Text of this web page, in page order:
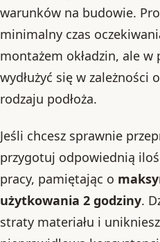
warunków na budowie.
minimalny czas
montażem okładzin, ale w
wydłużyć się w zależności
rodzaju podłoża.
Jeśli chcesz sprawnie
przygotuj odpowiednią
pracy, pamiętając o
użytkowania 2 godziny.
straty materiału i